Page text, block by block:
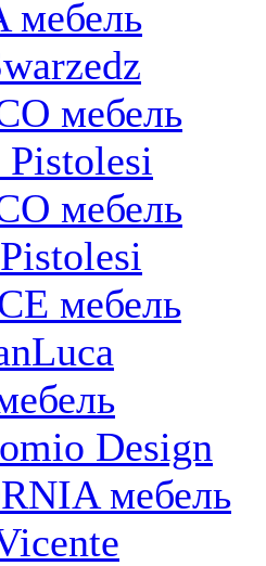
мебель
мебель
мебель
мебель
Design
мебель